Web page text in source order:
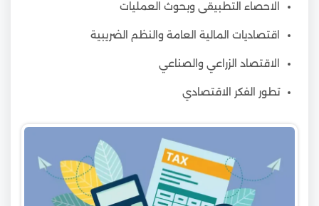
الاحصاء التطبيقى وبحوث العمليات
اقتصاديات المالية العامة والنظم الضريبية
الاقتصاد الزراعي والصناعي
تطور الفكر الاقتصادي